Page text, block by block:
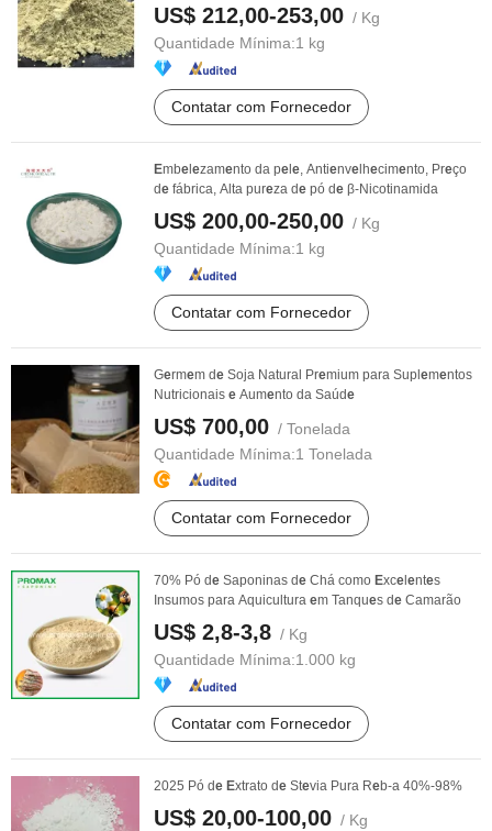
US$ 212,00-253,00 / Kg
Quantidade Mínima:1 kg
Contatar com Fornecedor
Embe ezamento da pe e, Antienve lhecimento, Preço
de fábrica, Alta pureza de pó de β-Nicotinamida
US$ 200,00-250,00 / Kg
Quantidade Mínima:1 kg
Contatar com Fornecedor
Germem de Soja Natural Premium para Supl ementos
Nutricionais e Aumento da Saúde
US$ 700,00 / Tonelada
Quantidade Mínima:1 Tonelada
Contatar com Fornecedor
70% Pó de Saponinas de Chá como Exce entes
Insumos para Aquicultura em Tanques de Camarão
US$ 2,8-3,8 / Kg
Quantidade Mínima:1.000 kg
Contatar com Fornecedor
2025 Pó de Extrato de Stevia Pura Reb-a 40%-98%
US$ 20,00-100,00 / Kg